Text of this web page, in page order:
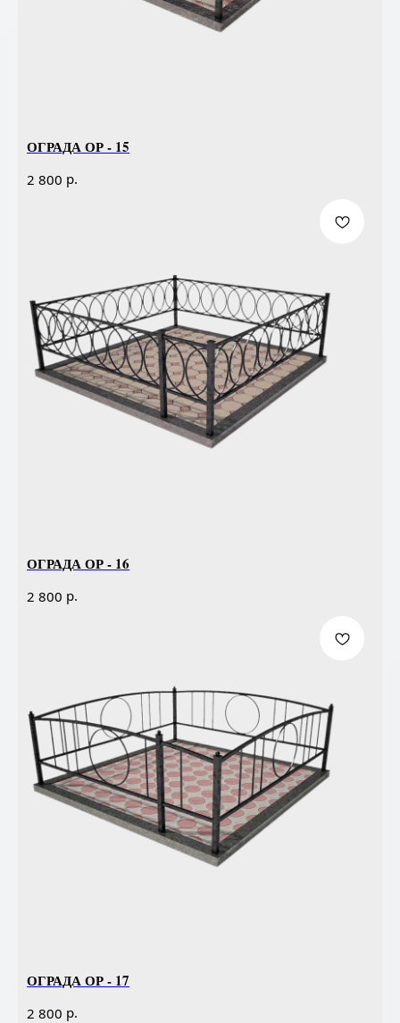
ОГРАДА ОР - 15
2 800 р.
ОГРАДА ОР - 16
2 800 р.
ОГРАДА ОР - 17
2 800 р.